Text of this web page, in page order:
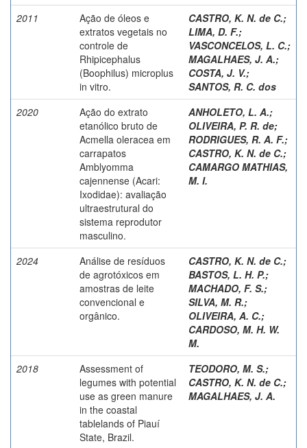
2011
Ação de óleos e
extratos vegetais no
controle de
Rhipicephalus
(Boophilus) microplus
in vitro.
CASTRO, K. N. de C.;
LIMA, D. F.;
VASCONCELOS, L. C.;
MAGALHAES, J. A.;
COSTA, J. V.;
SANTOS, R. C. dos
2020
Ação do extrato
etanólico bruto de
Acmella oleracea em
carrapatos
Amblyomma
cajennense (Acari:
Ixodidae): avaliação
ultraestrutural do
sistema reprodutor
masculino.
ANHOLETO, L. A.;
OLIVEIRA, P. R. de;
RODRIGUES, R. A. F.;
CASTRO, K. N. de C.;
CAMARGO MATHIAS,
M. I.
2024
Análise de resíduos
de agrotóxicos em
amostras de leite
convencional e
orgânico.
CASTRO, K. N. de C.;
BASTOS, L. H. P.;
MACHADO, F. S.;
SILVA, M. R.;
OLIVEIRA, A. C.;
CARDOSO, M. H. W.
M.
2018
Assessment of
legumes with potential
use as green manure
in the coastal
tablelands of Piauí
State, Brazil.
TEODORO, M. S.;
CASTRO, K. N. de C.;
MAGALHAES, J. A.